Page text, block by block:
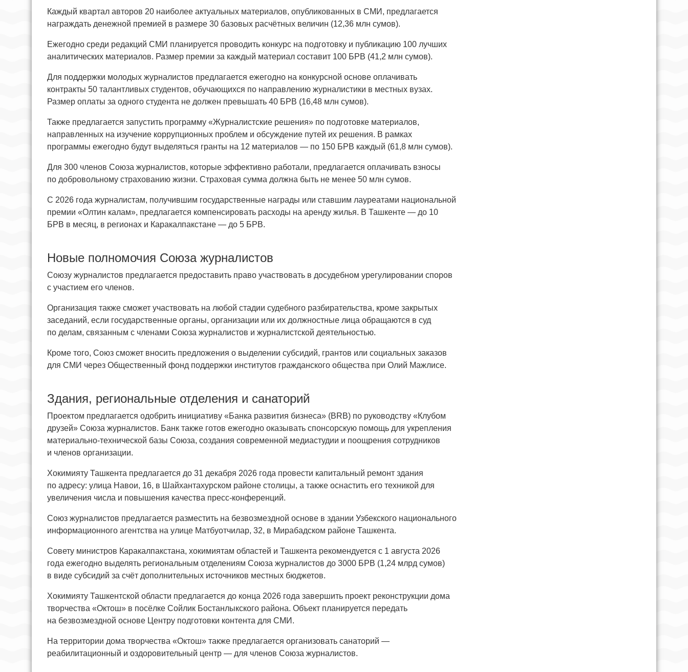
Каждый квартал авторов 20 наиболее актуальных материалов, опубликованных в СМИ, предлагается
награждать денежной премией в размере 30 базовых расчётных величин (12,36 млн сумов).
Ежегодно среди редакций СМИ планируется проводить конкурс на подготовку и публикацию 100 лучших
аналитических материалов. Размер премии за каждый материал составит 100 БРВ (41,2 млн сумов).
Для поддержки молодых журналистов предлагается ежегодно на конкурсной основе оплачивать
контракты 50 талантливых студентов, обучающихся по направлению журналистики в местных вузах.
Размер оплаты за одного студента не должен превышать 40 БРВ (16,48 млн сумов).
Также предлагается запустить программу «Журналистские решения» по подготовке материалов,
направленных на изучение коррупционных проблем и обсуждение путей их решения. В рамках
программы ежегодно будут выделяться гранты на 12 материалов — по 150 БРВ каждый (61,8 млн сумов).
Для 300 членов Союза журналистов, которые эффективно работали, предлагается оплачивать взносы
по добровольному страхованию жизни. Страховая сумма должна быть не менее 50 млн сумов.
С 2026 года журналистам, получившим государственные награды или ставшим лауреатами национальной
премии «Олтин калам», предлагается компенсировать расходы на аренду жилья. В Ташкенте — до 10
БРВ в месяц, в регионах и Каракалпакстане — до 5 БРВ.
Новые полномочия Союза журналистов
Союзу журналистов предлагается предоставить право участвовать в досудебном урегулировании споров
с участием его членов.
Организация также сможет участвовать на любой стадии судебного разбирательства, кроме закрытых
заседаний, если государственные органы, организации или их должностные лица обращаются в суд
по делам, связанным с членами Союза журналистов и журналистской деятельностью.
Кроме того, Союз сможет вносить предложения о выделении субсидий, грантов или социальных заказов
для СМИ через Общественный фонд поддержки институтов гражданского общества при Олий Мажлисе.
Здания, региональные отделения и санаторий
Проектом предлагается одобрить инициативу «Банка развития бизнеса» (BRB) по руководству «Клубом
друзей» Союза журналистов. Банк также готов ежегодно оказывать спонсорскую помощь для укрепления
материально-технической базы Союза, создания современной медиастудии и поощрения сотрудников
и членов организации.
Хокимияту Ташкента предлагается до 31 декабря 2026 года провести капитальный ремонт здания
по адресу: улица Навои, 16, в Шайхантахурском районе столицы, а также оснастить его техникой для
увеличения числа и повышения качества пресс-конференций.
Союз журналистов предлагается разместить на безвозмездной основе в здании Узбекского национального
информационного агентства на улице Матбуотчилар, 32, в Мирабадском районе Ташкента.
Совету министров Каракалпакстана, хокимиятам областей и Ташкента рекомендуется с 1 августа 2026
года ежегодно выделять региональным отделениям Союза журналистов до 3000 БРВ (1,24 млрд сумов)
в виде субсидий за счёт дополнительных источников местных бюджетов.
Хокимияту Ташкентской области предлагается до конца 2026 года завершить проект реконструкции дома
творчества «Октош» в посёлке Сойлик Бостанлыкского района. Объект планируется передать
на безвозмездной основе Центру подготовки контента для СМИ.
На территории дома творчества «Октош» также предлагается организовать санаторий —
реабилитационный и оздоровительный центр — для членов Союза журналистов.